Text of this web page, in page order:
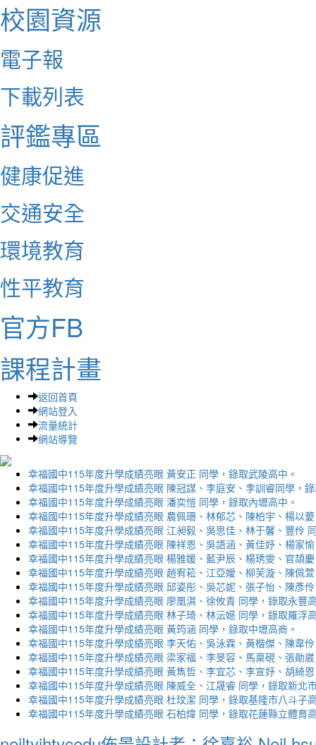
校園資源
電子報
下載列表
評鑑專區
健康促進
交通安全
環境教育
性平教育
官方FB
課程計畫
返回首頁
網站登入
流量統計
網站導覽
幸福國中115年度升學成績亮眼 黃安正 同學，錄取武陵高中。
幸福國中115年度升學成績亮眼 陳冠謀、李庭安、李訓睿同學，
幸福國中115年度升學成績亮眼 潘奕愷 同學，錄取內壢高中。
幸福國中115年度升學成績亮眼 農佩珊、林郁芯、陳柏宇、楊以
幸福國中115年度升學成績亮眼 江昶毅、吳思佳、林于馨、豐伶
幸福國中115年度升學成績亮眼 陳祥恩、吳語涵、黃佳妤、楊家
幸福國中115年度升學成績亮眼 楊雅媛、藍尹辰、楊琇雯、官頡
幸福國中115年度升學成績亮眼 趙宥菘、江亞嬡、柳芙漩、陳佩
幸福國中115年度升學成績亮眼 邱姿彤、吳芯妮、張子怡、陳彥
幸福國中115年度升學成績亮眼 廖凰淇、徐攸青 同學，錄取永豐
幸福國中115年度升學成績亮眼 林子琦、林沄嬨 同學，錄取羅浮
幸福國中115年度升學成績亮眼 黃筠涵 同學，錄取中壢高商。
幸福國中115年度升學成績亮眼 李天佑、吳泳霖、黃楷傑、陳韋
幸福國中115年度升學成績亮眼 梁家福、李旻容、馬稟硯、張勛
幸福國中115年度升學成績亮眼 黃雋哲、李宜芯、李宣妤、胡綺
幸福國中115年度升學成績亮眼 陳威全、江晟睿 同學，錄取新北
幸福國中115年度升學成績亮眼 杜玟潔 同學，錄取基隆市八斗子
幸福國中115年度升學成績亮眼 石柏煒 同學，錄取花蓮縣立體育